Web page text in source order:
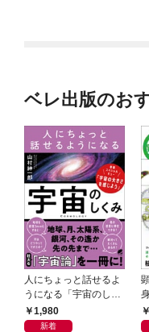
ベレ出版のお
人にちょっと話せるよ
うになる「宇宙のしく
み」1,980
新着